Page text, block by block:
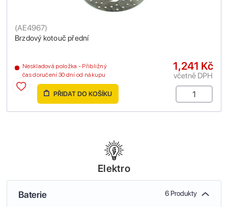
Brzdový kotouč přední
(AE4967)
Neskladová položka - Přibližný
čas doručení 30 dní od nákupu
1,241 Kč
včetně DPH
PŘIDAT DO KOŠÍKU
Elektro
Baterie 6 Produkty